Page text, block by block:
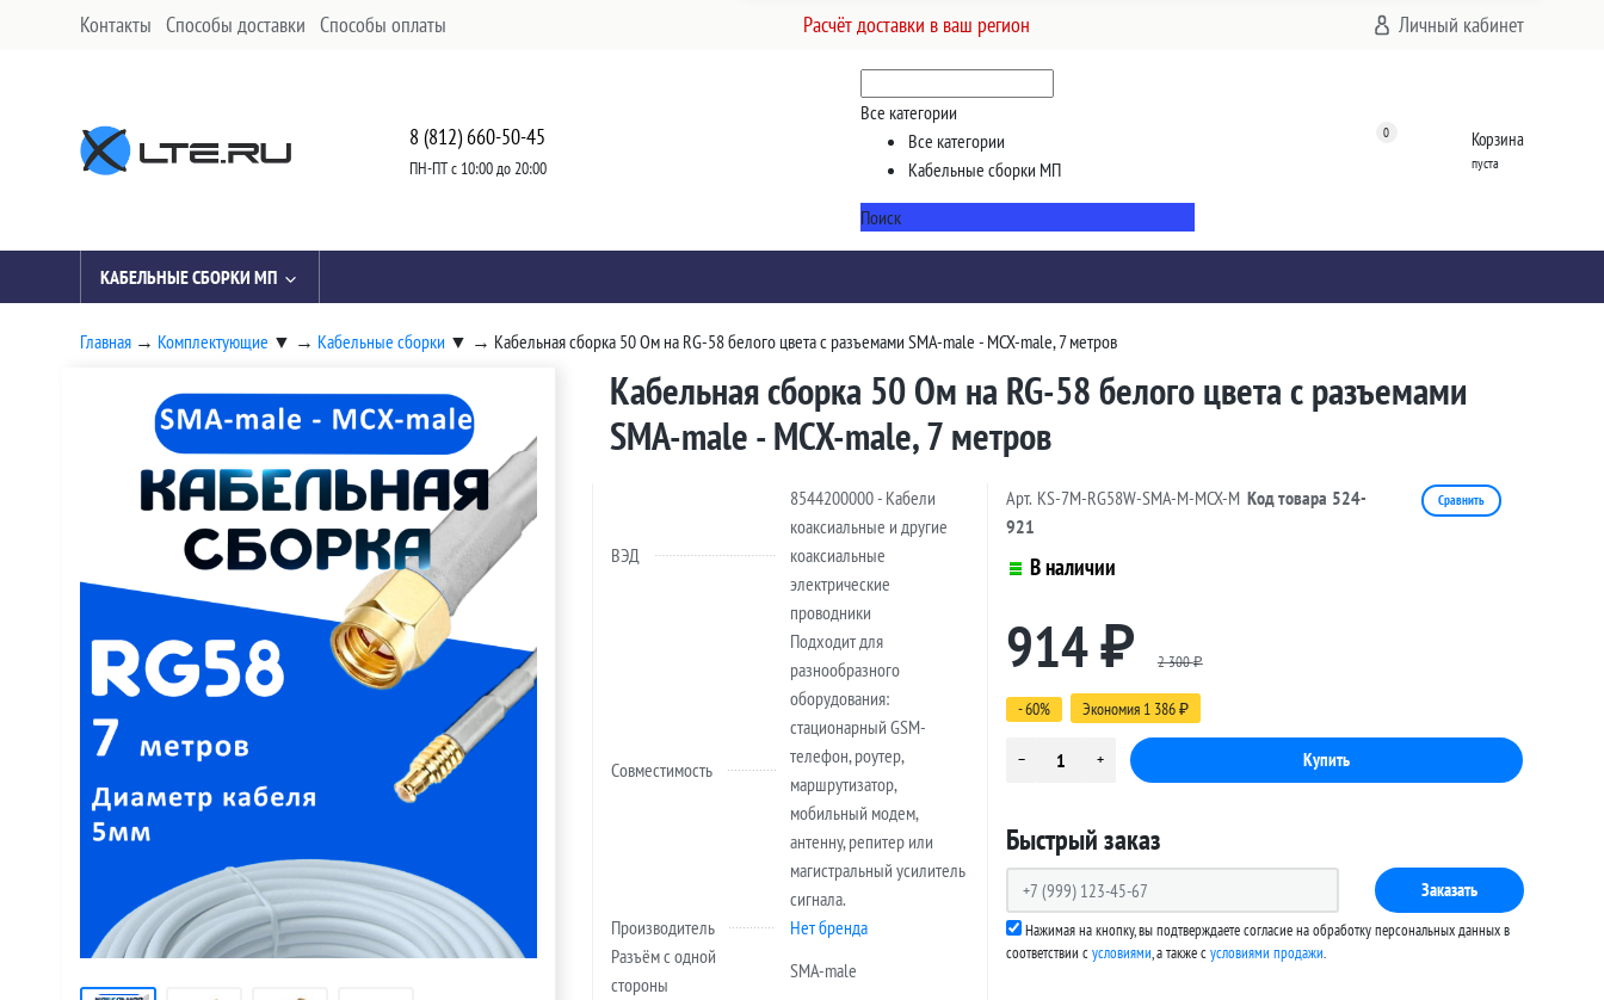
Контакты Способы доставки Способы оплаты Расчёт доставки в ваш регион Личный кабинет
8 (812) 660-50-45
ПН-ПТ с 10:00 до 20:00
Все категории
Все категории
Кабельные сборки МП
Поиск
0 Корзина
пуста
КАБЕЛЬНЫЕ СБОРКИ МП
Главная → Комплектующие ▼ → Кабельные сборки ▼ → Кабельная сборка 50 Ом на RG-58 белого цвета с разъемами SMA-male - MCX-male, 7 метров
Кабельная сборка 50 Ом на RG-58 белого цвета с разъемами
SMA-male - MCX-male, 7 метров
ВЭД
8544200000 - Кабели
коаксиальные и другие
коаксиальные
электрические
проводники
Совместимость
Подходит для
разнообразного
оборудования:
стационарный GSM-
телефон, роутер,
маршрутизатор,
мобильный модем,
антенну, репитер или
магистральный усилитель
сигнала.
Производитель
Нет бренда
Разъём с одной
стороны
SMA-male
Арт. KS-7M-RG58W-SMA-M-MCX-M Код товара 524-
921
Сравнить
В наличии
914 ₽ 2 300₽
- 60% Экономия 1 386 ₽
Быстрый заказ
Заказать
Нажимая на кнопку, вы подтверждаете согласие на обработку персональных данных в
соответствии сусловиями, а также cусловиями продажи.